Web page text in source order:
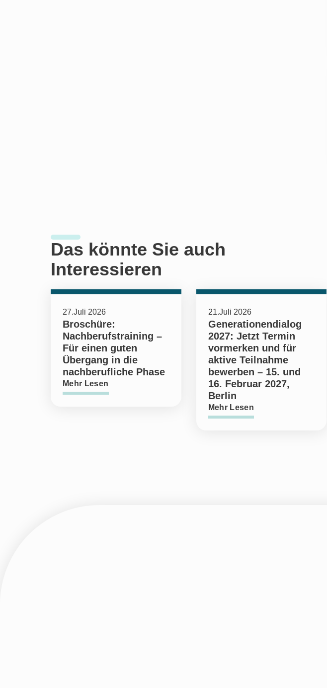
Das könnte Sie auch
Interessieren
27.Juli 2026
Broschüre:
Nachberufstraining –
Für einen guten
Übergang in die
nachberufliche Phase
Mehr Lesen
21.Juli 2026
Generationendialog
2027: Jetzt Termin
vormerken und für
aktive Teilnahme
bewerben – 15. und
16. Februar 2027,
Berlin
Mehr Lesen